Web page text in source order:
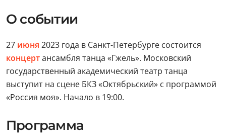
О событии
27 июня 2023 года в Санкт-Петербурге состоится
концертансамбля танца «Гжель». Московский
государственный академический театр танца
выступит на сцене БКЗ «Октябрьский» с программой
«Россия моя». Начало в 19:00.
Программа